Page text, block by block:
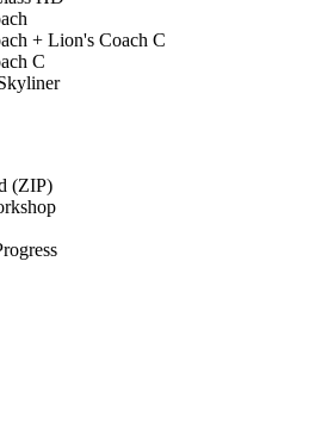
+ Lion's Coach C
C
(ZIP)